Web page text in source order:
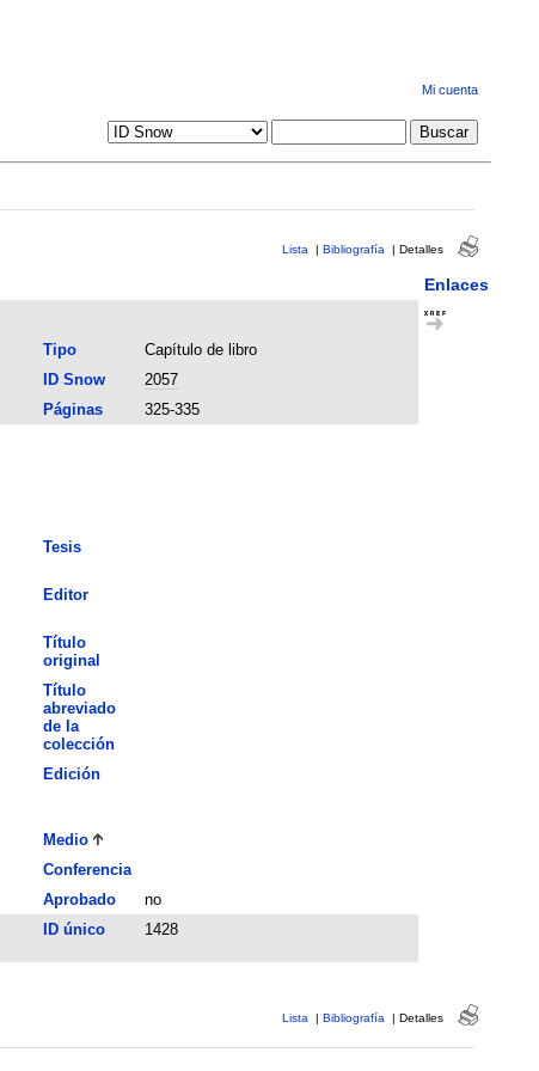
Mi cuenta
Lista | Bibliografía | Detalles
Enlaces
Tipo
Capítulo de libro
ID Snow
2057
Páginas
325-335
Tesis
Editor
Título
original
Título
abreviado
de la
colección
Edición
Medio
Conferencia
Aprobado
no
ID único 1428
Lista | Bibliografía | Detalles